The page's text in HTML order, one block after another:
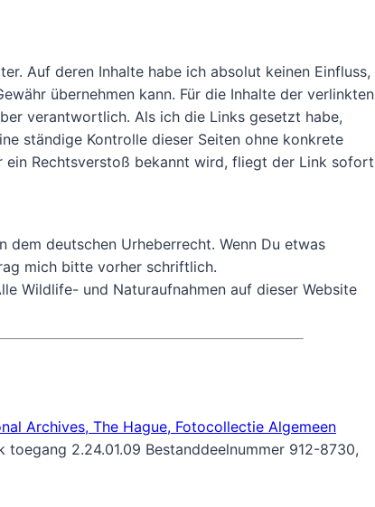
Auf deren Inhalte habe ich absolut keinen Einfluss,
übernehmen kann. Für die Inhalte der verlinkten
verantwortlich. Als ich die Links gesetzt habe,
ständige Kontrolle dieser Seiten ohne konkrete
Rechtsverstoß bekannt wird, fliegt der Link sofort
dem deutschen Urheberrecht. Wenn Du etwas
mich bitte vorher schriftlich.
Wildlife- und Naturaufnahmen auf dieser Website
Archives, The Hague, Fotocollectie Algemeen
toegang 2.24.01.09 Bestanddeelnummer 912-8730,